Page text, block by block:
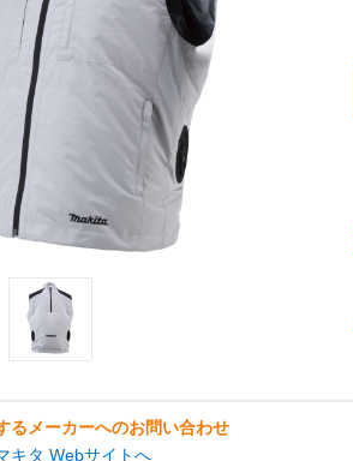
るメーカーへのお問い合わせ
キタ Webサイトへ